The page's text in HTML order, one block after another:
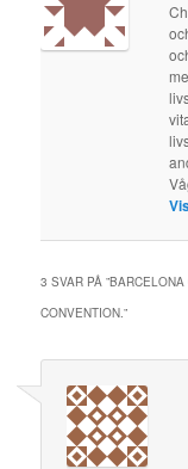
3 SVAR PÅ ”
CONVENTION.”